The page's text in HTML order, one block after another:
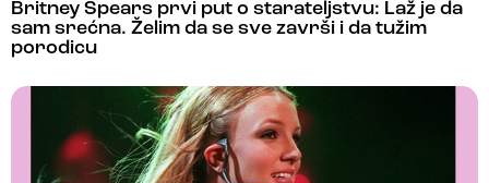
Britney Spears prvi put o starateljstvu: Laž je da
sam srećna. Želim da se sve završi i da tužim
porodicu